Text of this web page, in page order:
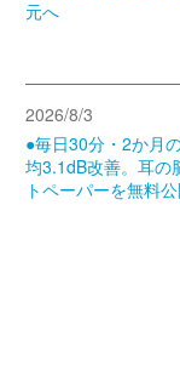
元へ
2026/8/3
●毎日30分・2か月
均3.1dB改善。耳の
トペーパーを無料